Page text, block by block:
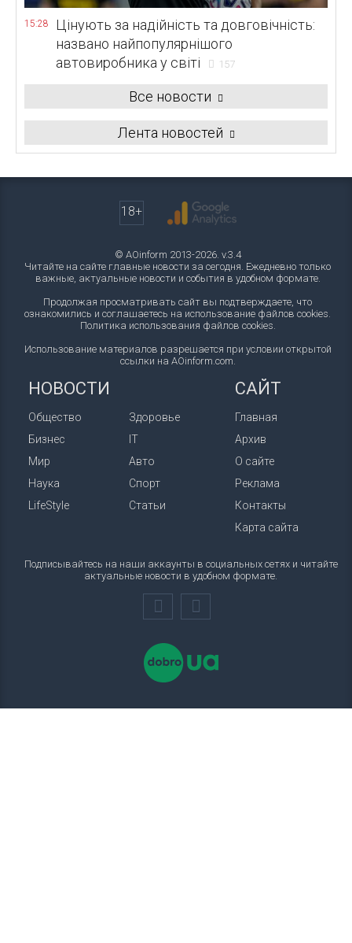
15:28
Цінують за надійність та довговічність:
названо найпопулярнішого
автовиробника у світі
157
Все новости
Лента новостей
18+
© AOinform 2013-2026. v.3.4
Читайте на сайте главные новости за сегодня. Ежедневно только
важные, актуальные новости и события в удобном формате.
Продолжая просматривать сайт вы подтверждаете, что
ознакомились и соглашаетесь на использование файлов cookies.
Политика использования файлов cookies.
Использование материалов разрешается при условии открытой
ссылки на AOinform.com.
НОВОСТИ
Общество
Бизнес
Мир
Наука
LifeStyle
Здоровье
IT
Авто
Спорт
Статьи
САЙТ
Главная
Архив
О сайте
Реклама
Контакты
Карта сайта
Подписывайтесь на наши аккаунты в социальных сетях и читайте
актуальные новости в удобном формате.